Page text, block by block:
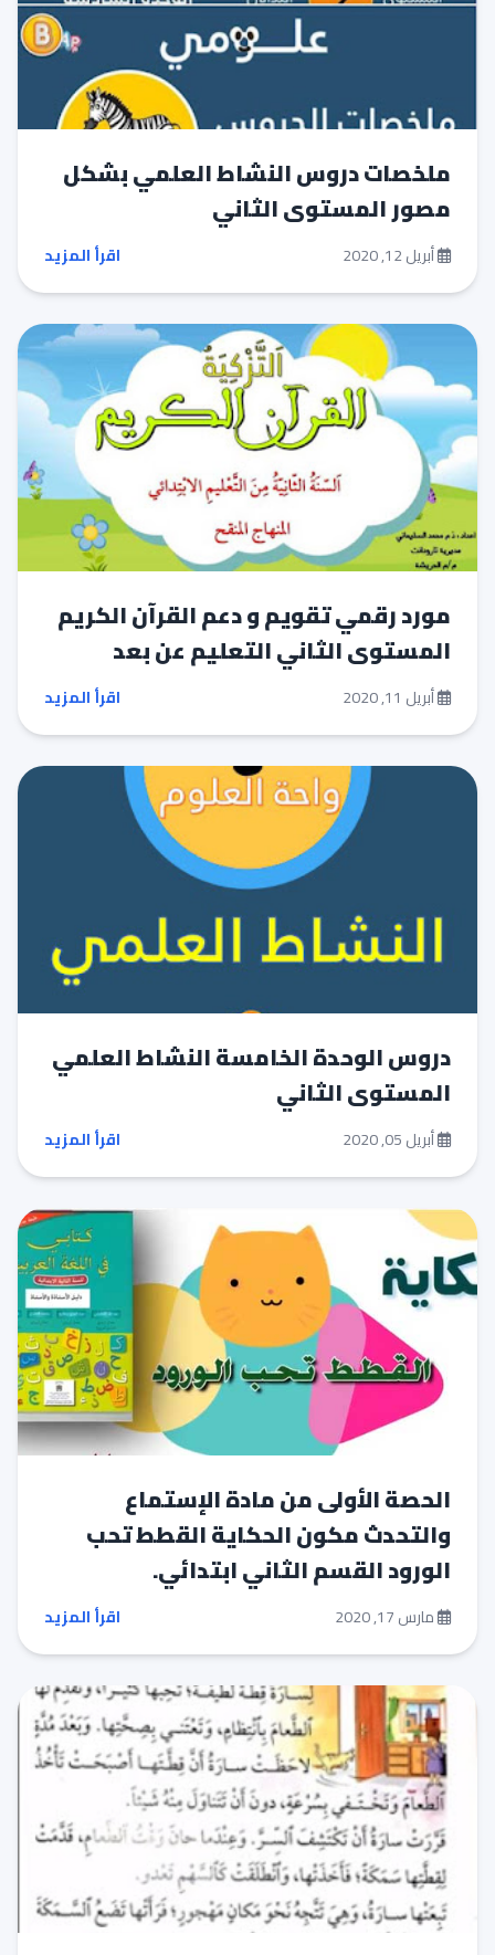
ملخصات دروس النشاط العلمي بشكل
مصور المستوى الثاني
أبريل 12, 2020 اقرأ المزيد
مورد رقمي تقويم و دعم القرآن الكريم
المستوى الثاني التعليم عن بعد
أبريل 11, 2020 اقرأ المزيد
دروس الوحدة الخامسة النشاط العلمي
المستوى الثاني
أبريل 05, 2020 اقرأ المزيد
الحصة الأولى من مادة الإستماع
والتحدث مكون الحكاية القطط تحب
الورود القسم الثاني ابتدائي.
مارس 17, 2020 اقرأ المزيد